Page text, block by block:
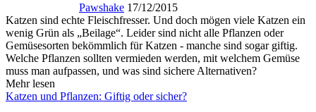
Pawshake 17/12/2015
Katzen sind echte Fleischfresser. Und doch mögen viele Katzen ein
wenig Grün als „Beilage“. Leider sind nicht alle Pflanzen oder
Gemüsesorten bekömmlich für Katzen - manche sind sogar giftig.
Welche Pflanzen sollten vermieden werden, mit welchem Gemüse
muss man aufpassen, und was sind sichere Alternativen?
Mehr lesen
Katzen und Pflanzen: Giftig oder sicher?